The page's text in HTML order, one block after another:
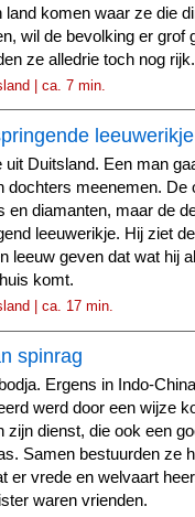
land komen waar ze die
wil de bevolking er grof
ze alledrie toch nog rijk.
| ca. 7 min.
leeuwerikje
uit Duitsland. Een man
dochters meenemen. De
en diamanten, maar de
leeuwerikje. Hij ziet
leeuw geven dat wat hij
komt.
| ca. 17 min.
spinrag
Ergens in Indo-
werd door een wijze
zijn dienst, die ook een
Samen bestuurden ze
er vrede en welvaart
waren vrienden.